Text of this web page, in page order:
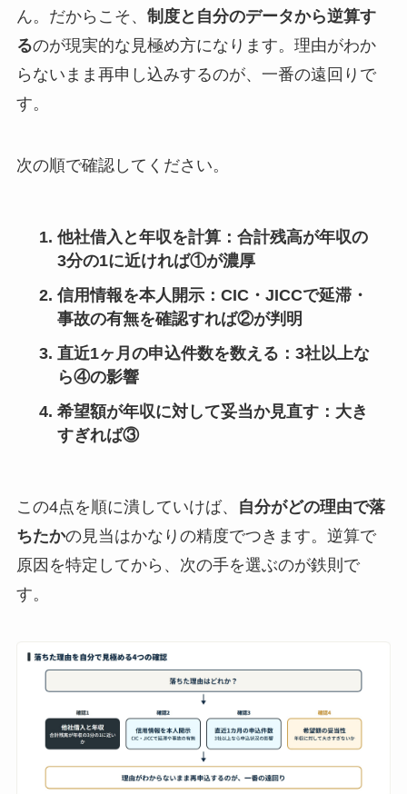
ん。だからこそ、 制度と自分のデータから逆算す
るのが現実的な見極め方になります。理由がわか
らないまま再申し込みするのが、一番の遠回りで
す。
次の順で確認してください。
他社借入と年収を計算：合計残高が年収の
3分の1に近ければ①が濃厚
信用情報を本人開示：CIC・JICCで延滞・
事故の有無を確認すれば②が判明
直近1ヶ月の申込件数を数える ：3社以上な
ら④の影響
希望額が年収に対して妥当か見直す：大き
すぎれば③
この4点を順に潰していけば、
自分がどの理由で落
ちたかの見当はかなりの精度でつきます。逆算で
原因を特定してから、次の手を選ぶのが鉄則で
す。